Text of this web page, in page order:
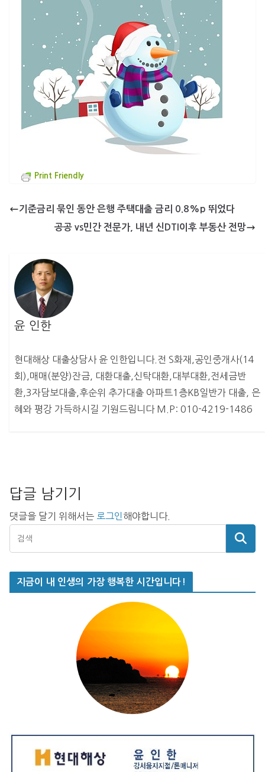
Print Friendly
기준금리 묶인 동안 은행 주택대출 금리 0.8%p 뛰었다
공공 vs민간 전문가, 내년 신DTI이후 부동산 전망
윤 인한
현대해상 대출상담사 윤 인한입니다.전 S화재,공인중개사(14
회),매매(분양)잔금, 대환대출,신탁대환,대부대환,전세금반
환,3자담보대출,후순위 추가대출 아파트1층KB일반가 대출, 은
혜와 평강 가득하시길 기원드림니다 M.P: 010-4219-1486
답글 남기기
댓글을 달기 위해서는 로그인 해야합니다.
지금이 내 인생의 가장 행복한 시간입니다!